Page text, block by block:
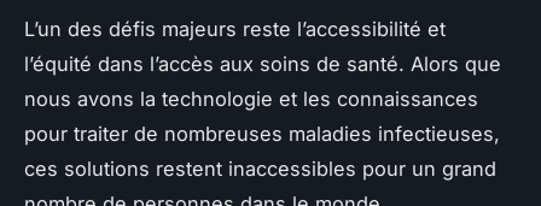
L’un des défis majeurs reste l’accessibilité et
l’équité dans l’accès aux soins de santé. Alors que
nous avons la technologie et les connaissances
pour traiter de nombreuses maladies infectieuses,
ces solutions restent inaccessibles pour un grand